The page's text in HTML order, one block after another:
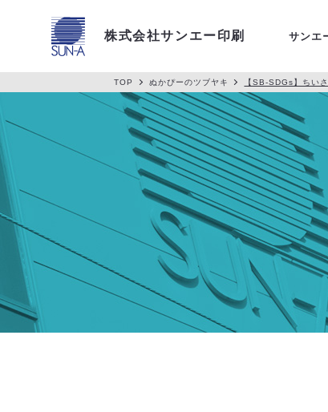
株式会社サンエー印刷 サンエ
TOP ぬかぴーのツブヤキ 【SB-SDGs】ちい